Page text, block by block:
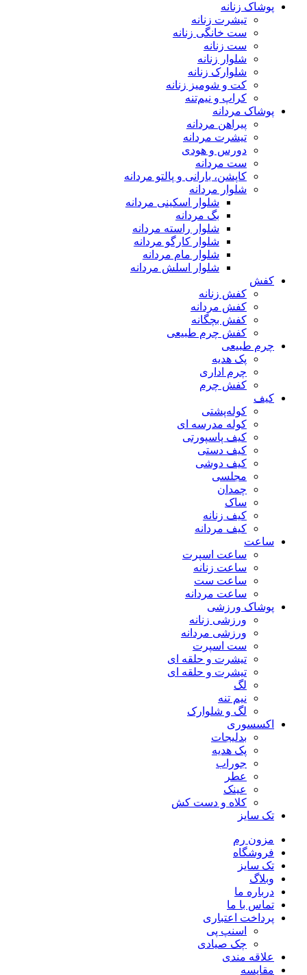
پوشاک زنانه
تیشرت زنانه
ست خانگی زنانه
ست زنانه
شلوار زنانه
شلوارک زنانه
کت و شومیز زنانه
کراپ و نیم‌تنه
پوشاک مردانه
پیراهن مردانه
تیشرت مردانه
دورس و هودی
ست مردانه
کاپشن، بارانی و پالتو مردانه
شلوار مردانه
شلوار اسکینی مردانه
بگ مردانه
شلوار راسته مردانه
شلوار کارگو مردانه
شلوار مام مردانه
شلوار اسلش مردانه
کفش
کفش زنانه
کفش مردانه
کفش بچگانه
کفش چرم طبیعی
چرم طبیعی
پک هدیه
چرم اداری
کفش چرم
کیف
کوله‌پشتی
کوله مدرسه ای
کیف پاسپورتی
کیف دستی
کیف دوشی
مجلسی
چمدان
ساک
کیف زنانه
کیف مردانه
ساعت
ساعت اسپرت
ساعت زنانه
ساعت ست
ساعت مردانه
پوشاک ورزشی
ورزشی زنانه
ورزشی مردانه
ست اسپرت
تیشرت و حلقه ای
تیشرت و حلقه ای
لگ
نیم تنه
لگ و شلوارک
اکسسوری
بدلیجات
پک هدیه
جوراب
عطر
عینک
کلاه و دست کش
تک سایز
مزون رم
فروشگاه
تک سایز
وبلاگ
درباره ما
تماس با ما
پرداخت اعتباری
اسنپ پی
چک صیادی
علاقه مندی
مقايسه